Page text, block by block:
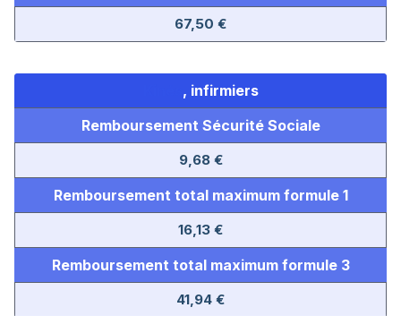
67,50 €
, infirmiers
Remboursement Sécurité Sociale
9,68 €
Remboursement total maximum formule 1
16,13 €
Remboursement total maximum formule 3
41,94 €